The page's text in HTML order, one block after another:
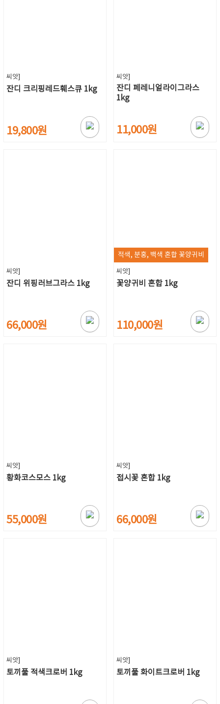
씨앗]
잔디 크리핑레드훼스큐 1kg
19,800원
씨앗]
잔디 페레니얼라이그라스
1kg
11,000원
씨앗]
잔디 위핑러브그라스 1kg
66,000원
적색, 분홍, 백색 혼합 꽃양귀비
씨앗]
꽃양귀비 혼합 1kg
110,000원
씨앗]
황화코스모스 1kg
55,000원
씨앗]
접시꽃 혼합 1kg
66,000원
씨앗]
토끼풀 적색크로버 1kg
씨앗]
토끼풀 화이트크로버 1kg